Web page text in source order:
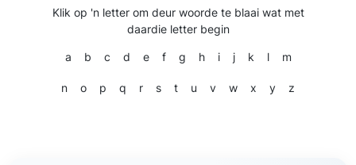
Klik op 'n letter om deur woorde te blaai wat met
daardie letter begin
a b c d e f g h i j k l m
n o p q r s t u v w x y z